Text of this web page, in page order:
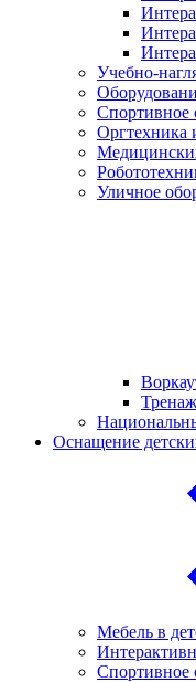
Учебно-
Спортивное
Оргтехника
Уличное
Оснащение
Мебель в
Спортивное